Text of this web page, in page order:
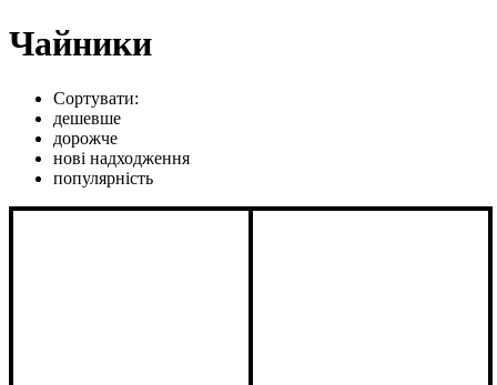
Чайники
Сортувати:
дешевше
дорожче
нові надходження
популярність